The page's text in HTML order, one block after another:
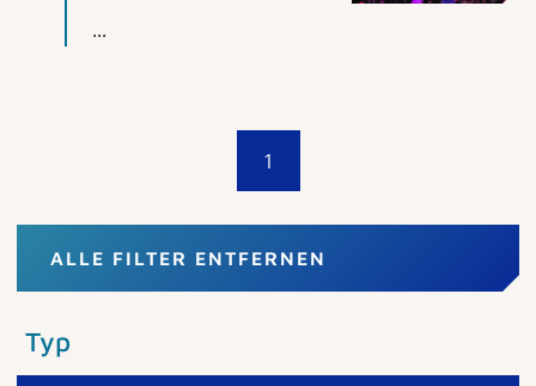
...
1
ALLE FILTER ENTFERNEN
Typ